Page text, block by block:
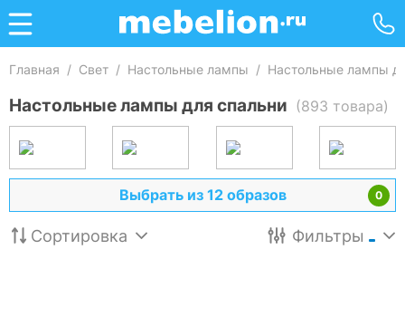
Главная / Свет / Настольные лампы / Настольные лампы
Настольные лампы для спальни (893 товара)
0
Выбрать из 12 образов
Сортировка Фильтры